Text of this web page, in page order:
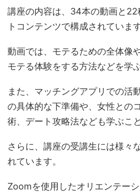
講座の内容は、34本の動画と22
トコンテンツで構成されています
動画では、モテるための全体像
モテる体験をする方法などを学
また、マッチングアプリでの活
の具体的な下準備や、女性との
術、デート攻略法なども学ぶこ
さらに、講座の受講生には様々
れています。
Zoomを使用したオリエンテーシ